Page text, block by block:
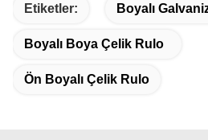
Etiketler: Boyalı
Boyalı Boya Çelik Rulo
Ön Boyalı Çelik Rulo